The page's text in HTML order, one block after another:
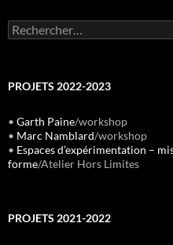
Rechercher :
PROJETS 2022-2023
• Garth Paine/workshop
• Marc Namblard/workshop
• Espaces d’expérimentation –
forme/Atelier Hors Limites
PROJETS 2021-2022